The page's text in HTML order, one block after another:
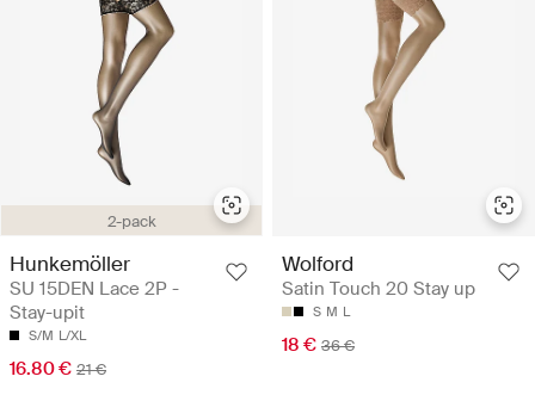
2-pack
Hunkemöller
SU 15DEN Lace 2P -
Stay-upit
S/M L/XL
16.80 € 21 €
Wolford
Satin Touch 20 Stay up
S M L
18 € 36 €